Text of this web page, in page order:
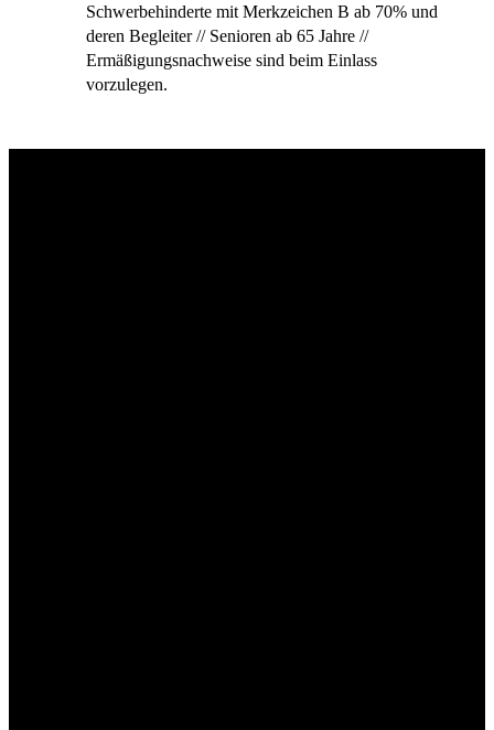
Schwerbehinderte mit Merkzeichen B ab 70% und
deren Begleiter // Senioren ab 65 Jahre //
Ermäßigungsnachweise sind beim Einlass
vorzulegen.